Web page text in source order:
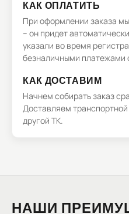
КАК ОПЛАТИТЬ
При оформлении заказа
– он придет
указали во время
безналичными платежами
КАК ДОСТАВИМ
Начнем собирать заказ
Доставляем
другой ТК.
НАШИ